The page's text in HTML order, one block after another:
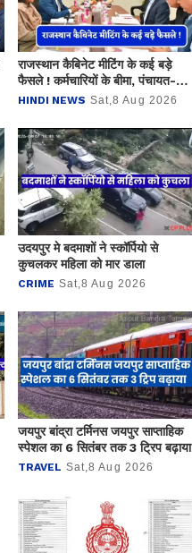
राजस्थान कैबिनेट मीटिंग के कई बड़े
फैसले ! कर्मचारियों के बीमा, पंचायत-
निकाय चुनाव और सीमेन्ट प्लांट लगाने पर
HINDI NEWS Sat,8 Aug 2026
उदयपुर मे बदमाशों ने स्कॉर्पियो से
कुचलकर महिला को मार डाला
CRIME Sat,8 Aug 2026
जयपुर बांद्रा टर्मिनस जयपुर साप्ताहिक
स्पेशल का 6 सितंबर तक 3 ट्रिप बढ़ाया
TRAVEL Sat,8 Aug 2026